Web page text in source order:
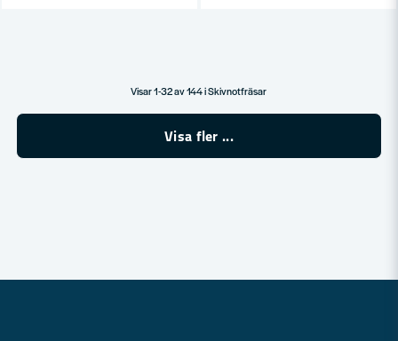
Visar 1-32 av 144 i Skivnotfräsar
Visa fler ...